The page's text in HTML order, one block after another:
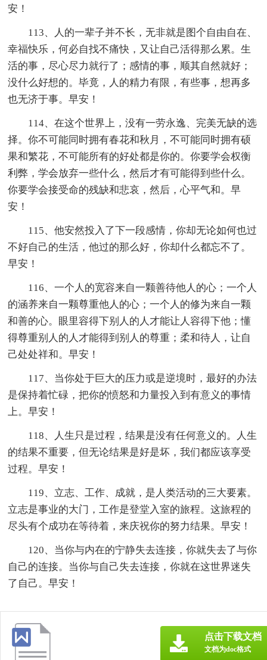
安！
113、人的一辈子并不长，无非就是图个自由自在、
幸福快乐，何必自找不痛快，又让自己活得那么累。生
活的事，尽心尽力就行了；感情的事，顺其自然就好；
没什么好想的。毕竟，人的精力有限，有些事，想再多
也无济于事。早安！
114、在这个世界上，没有一劳永逸、完美无缺的选
择。你不可能同时拥有春花和秋月，不可能同时拥有硕
果和繁花，不可能所有的好处都是你的。你要学会权衡
利弊，学会放弃一些什么，然后才有可能得到些什么。
你要学会接受命的残缺和悲哀，然后，心平气和。早
安！
115、他安然投入了下一段感情，你却无论如何也过
不好自己的生活，他过的那么好，你却什么都忘不了。
早安！
116、一个人的宽容来自一颗善待他人的心；一个人
的涵养来自一颗尊重他人的心；一个人的修为来自一颗
和善的心。眼里容得下别人的人才能让人容得下他；懂
得尊重别人的人才能得到别人的尊重；柔和待人，让自
己处处祥和。早安！
117、当你处于巨大的压力或是逆境时，最好的办法
是保持着忙碌，把你的愤怒和力量投入到有意义的事情
上。早安！
118、人生只是过程，结果是没有任何意义的。人生
的结果不重要，但无论结果是好是坏，我们都应该享受
过程。早安！
119、立志、工作、成就，是人类活动的三大要素。
立志是事业的大门，工作是登堂入室的旅程。这旅程的
尽头有个成功在等待着，来庆祝你的努力结果。早安！
120、当你与内在的宁静失去连接，你就失去了与你
自己的连接。当你与自己失去连接，你就在这世界迷失
了自己。早安！
点击下载文档
文档为doc格式